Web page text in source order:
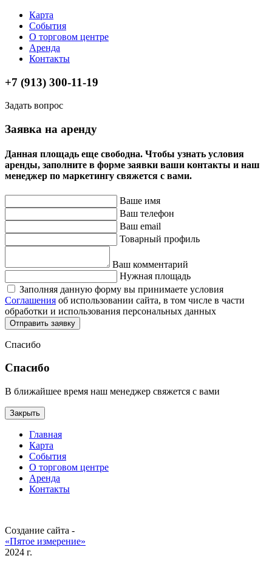
Карта
События
О торговом центре
Аренда
Контакты
+7 (913) 300-11-19
Задать вопрос
Заявка на аренду
Данная площадь еще свободна. Чтобы узнать условия
аренды, заполните в форме заявки ваши контакты и наш
менеджер по маркетингу свяжется с вами.
Ваше имя
Ваш телефон
Ваш email
Товарный профиль
Ваш комментарий
Нужная площадь
Заполняя данную форму вы принимаете условия
Соглашения об использовании сайта, в том числе в части
обработки и использования персональных данных
Отправить заявку
Спасибо
Спасибо
В ближайшее время наш менеджер свяжется с вами
Закрыть
Главная
Карта
События
О торговом центре
Аренда
Контакты
Создание сайта -
«Пятое измерение»
2024 г.